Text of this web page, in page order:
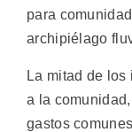
para
archipiélago
La mitad de
a la
gastos